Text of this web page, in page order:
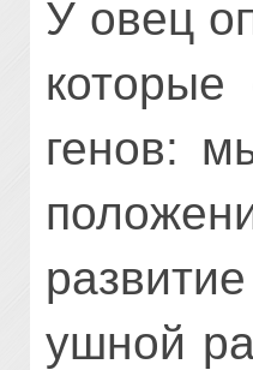
У овец
генов:
ушной